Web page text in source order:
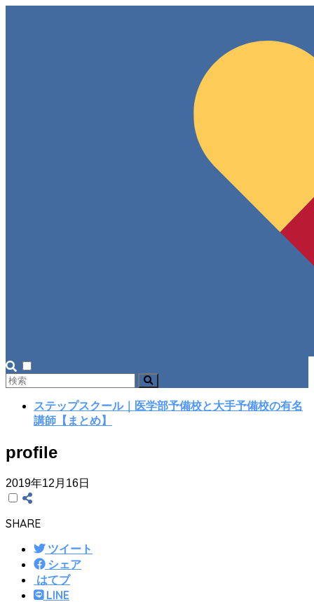
ステップスクール｜医学部予備校と大手予備校の有名
講師【まとめ】
profile
2019年12月16日
SHARE
ツイート
シェア
はてブ
LINE